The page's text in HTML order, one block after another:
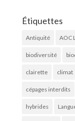
Étiquettes
Antiquité AOC
biodiversité
clairette climat
cépages interdits
hybrides